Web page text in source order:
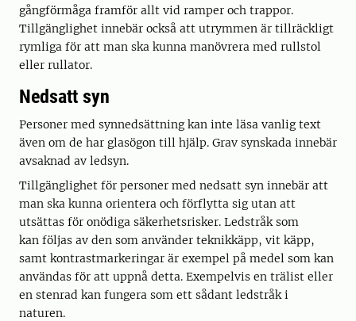
gångförmåga framför allt vid ramper och trappor.
Tillgänglighet innebär också att utrymmen är tillräckligt
rymliga för att man ska kunna manövrera med rullstol
eller rullator.
Nedsatt syn
Personer med synnedsättning kan inte läsa vanlig text
även om de har glasögon till hjälp. Grav synskada innebär
avsaknad av ledsyn.
Tillgänglighet för personer med nedsatt syn innebär att
man ska kunna orientera och förflytta sig utan att
utsättas för onödiga säkerhetsrisker. Ledstråk som
kan följas av den som använder teknikkäpp, vit käpp,
samt kontrastmarkeringar är exempel på medel som kan
användas för att uppnå detta. Exempelvis en trälist eller
en stenrad kan fungera som ett sådant ledstråk i
naturen.